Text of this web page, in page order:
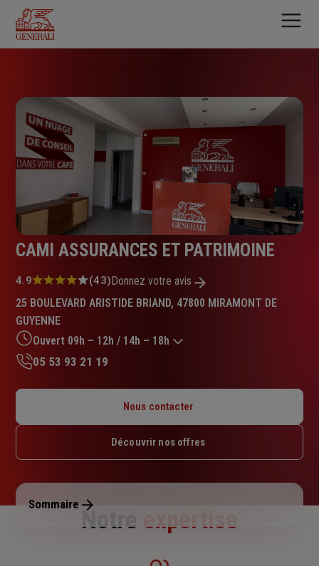
contenu
principal
CAMI ASSURANCES ET PATRIMOINE
Note
4.9
sur
5
étoiles
4.9 (43)Donnez votre avis
25 BOULEVARD ARISTIDE BRIAND, 47800 MIRAMONT DE
GUYENNE
Ouvert 09h – 12h / 14h – 18h
Mardi : 09h – 12h / 14h – 18h
Jeudi : 09h – 12h / 15h – 18h
Dimanche : Fermé
05 53 93 21 19
Nous contacter
Découvrir nos offres
Sommaire
Notre expertise